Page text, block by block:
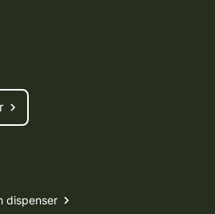
dispenser